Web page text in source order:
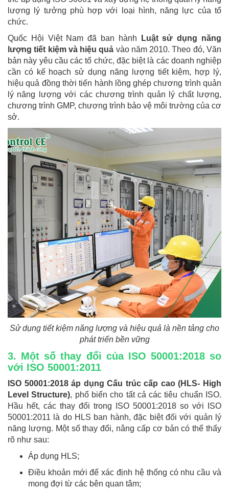
lượng lý tưởng phù hợp với loại hình, năng lực của tổ
chức.
Quốc Hội Việt Nam đã ban hành
Luật sử dụng năng
lượng tiết kiệm và hiệu quả vào năm 2010. Theo đó, Văn
bản này yêu cầu các tổ chức, đặc biệt là các doanh nghiệp
cần có kế hoạch sử dụng năng lượng tiết kiệm, hợp lý,
hiệu quả đồng thời tiến hành lồng ghép chương trình quản
lý năng lượng với các chương trình quản lý chất lượng,
chương trình GMP, chương trình bảo vệ môi trường của cơ
sở.
Sử dụng tiết kiệm năng lượng và hiệu quả là nền tảng cho
phát triển bền vững
3. Một số thay đổi của ISO 50001:2018 so
với ISO 50001:2011
ISO 50001:2018 áp dụng Cấu trúc cấp cao (HLS- High
Level Structure), phổ biến cho tất cả các tiêu chuẩn ISO.
Hầu hết, các thay đổi trong ISO 50001:2018 so với ISO
50001:2011 là do HLS ban hành, đặc biệt đối với quản lý
năng lượng. Một số thay đổi, nâng cấp cơ bản có thể thấy
rõ như sau:
Áp dụng HLS;
Điều khoản mới để xác định hệ thống có nhu cầu và
mong đợi từ các bên quan tâm;